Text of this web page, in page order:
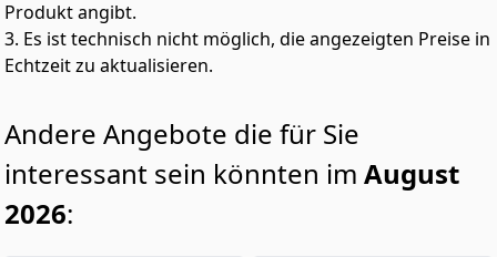
Produkt angibt.
3. Es ist technisch nicht möglich, die angezeigten Preise in
Echtzeit zu aktualisieren.
Andere Angebote die für Sie
interessant sein könnten im August
2026: